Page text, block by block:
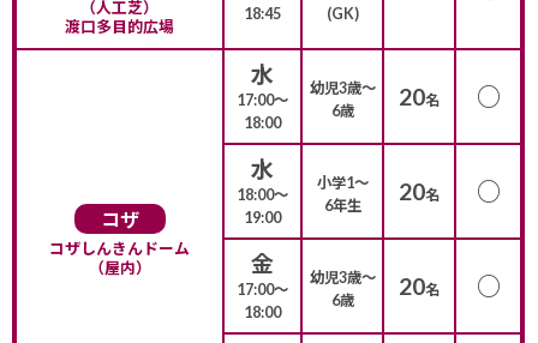
（人工芝）
渡口多目的広場
18:45
(GK)
コザ
コザしんきんドーム
（屋内）
水
17:00〜
18:00
幼児3歳〜
6歳
20名 ○
水
18:00〜
19:00
小学1〜
6年生
20名 ○
金
17:00〜
18:00
幼児3歳〜
6歳
20名 ○